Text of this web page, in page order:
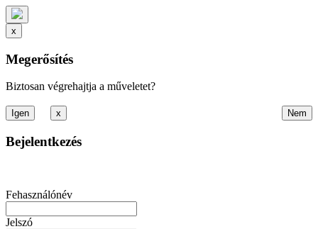
x
Megerősítés
Biztosan végrehajtja a műveletet?
x
Bejelentkezés
Fehasználónév
Jelszó